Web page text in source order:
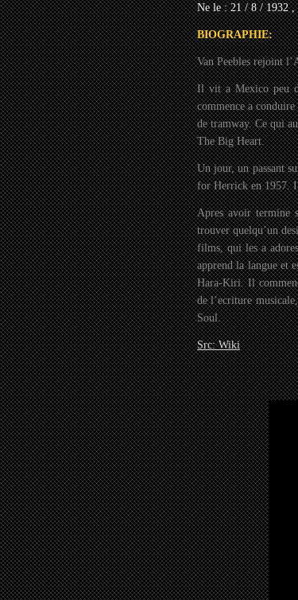
Ne le : 21 / 8 / 1932 ,
BIOGRAPHIE:
Van Peebles rejoint
Il vit a Mexico peu
commence a
de tramway. Ce qui
The Big Heart.
Un jour, un passant
for Herrick en 1957.
Apres avoir termine
trouver quelqu’un
films, qui les a
apprend la langue et
Hara-Kiri. Il
de l’ecriture
Soul.
Src: Wiki